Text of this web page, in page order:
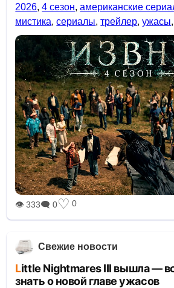
2026,4 сезон,американские
мистика,сериалы,трейлер,ужасы
👁 333🗨 0♡ 0
Свежие новости
Little Nightmares III вышла — всё, что нужно
знать о новой главе ужасов